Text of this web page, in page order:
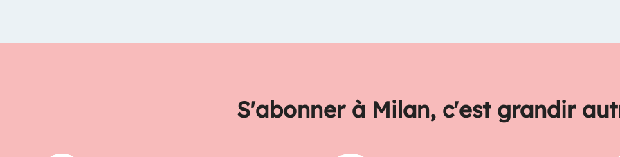
S'abonner à Milan, c'est grandir